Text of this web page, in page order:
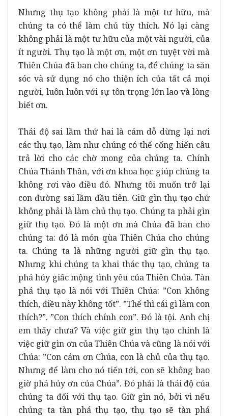
Nhưng thụ tạo không phải là một tư hữu, mà
chúng ta có thể làm chủ tùy thích. Nó lại càng
không phải là một tư hữu của một vài người, của
ít người. Thụ tạo là một ơn, một ơn tuyệt vời mà
Thiên Chúa đã ban cho chúng ta, để chúng ta săn
sóc và sử dụng nó cho thiện ích của tất cả mọi
người, luôn luôn với sự tôn trọng lớn lao và lòng
biết ơn.
Thái độ sai lầm thứ hai là cám dỗ dừng lại nơi
các thụ tạo, làm như chúng có thể cống hiến câu
trả lời cho các chờ mong của chúng ta. Chính
Chúa Thánh Thần, với ơn khoa học giúp chúng ta
không rơi vào điều đó. Nhưng tôi muốn trở lại
con đường sai lầm đầu tiên. Giữ gìn thụ tạo chứ
không phải là làm chủ thụ tạo. Chúng ta phải gìn
giữ thụ tạo. Đó là một ơn mà Chúa đã ban cho
chúng ta: đó là món qùa Thiên Chúa cho chúng
ta. Chúng ta là những người giữ gìn thụ tạo.
Nhưng khi chúng ta khai thác thụ tạo, chúng ta
phá hủy giấc mộng tình yêu của Thiên Chúa. Tàn
phá thụ tạo là nói với Thiên Chúa: ”Con không
thích, điều này không tốt”. ”Thế thì cái gì làm con
thích?”. ”Con thích chính con”. Đó là tội. Anh chị
em thấy chưa? Và việc giữ gìn thụ tạo chính là
việc giữ gìn ơn của Thiên Chúa và cũng là nói với
Chúa: ”Con cám ơn Chúa, con là chủ của thụ tạo.
Nhưng để làm cho nó tiến tới, con sẽ không bao
giờ phá hủy ơn của Chúa”. Đó phải là thái độ của
chúng ta đối với thụ tạo. Giữ gìn nó, bởi vì nếu
chúng ta tàn phá thụ tạo, thụ tạo sẽ tàn phá